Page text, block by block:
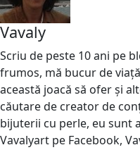
Vavaly
Scriu de peste 10 ani pe
frumos, mă bucur de
această joacă să ofer și
căutare de creator de
bijuterii cu perle, eu sunt
Vavalyart pe Facebook,